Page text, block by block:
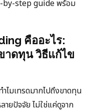
by-step guide พร้อม
คืออะไร:
าดทุน วิธีแก้ไข
ไมเทรดมากไปถึงขาดทุน
ายปัจจัย ไม่ใช่แค่ดูจาก